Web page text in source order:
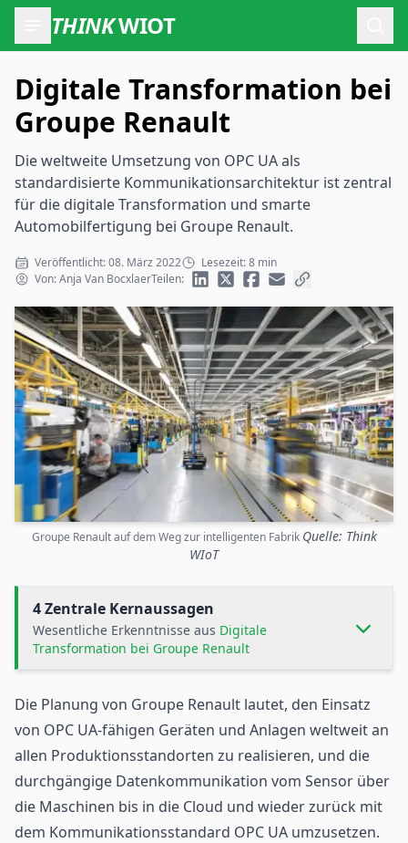
THINKWIOT
Digitale Transformation bei
Groupe Renault
Die weltweite Umsetzung von OPC UA als
standardisierte Kommunikationsarchitektur ist zentral
für die digitale Transformation und smarte
Automobilfertigung bei Groupe Renault.
Veröffentlicht: 08. März 2022
Lesezeit: 8 min
Von: Anja Van BocxlaerTeilen:
Groupe Renault auf dem Weg zur intelligenten Fabrik Quelle: Think
WIoT
4 Zentrale Kernaussagen
Wesentliche Erkenntnisse aus Digitale
Transformation bei Groupe Renault
Die Planung von Groupe Renault lautet, den Einsatz
von OPC UA-fähigen Geräten und Anlagen weltweit an
allen Produktionsstandorten zu realisieren, und die
durchgängige Datenkommunikation vom Sensor über
die Maschinen bis in die Cloud und wieder zurück mit
dem Kommunikationsstandard OPC UA umzusetzen.